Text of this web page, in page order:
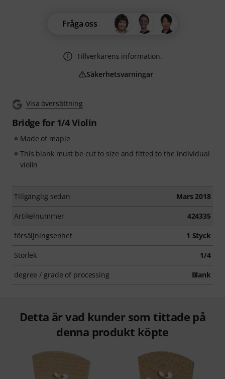
Visa översättning
Bridge for 1/4 Violin
Made of maple
This blank must be cut to size and fitted to the individual
violin
Tillgänglig sedan Mars 2018
Artikelnummer 424335
försäljningsenhet 1 Styck
Storlek 1/4
degree / grade of processing Blank
Fråga oss
Tillverkarens information.
Säkerhetsvarningar
Detta är vad kunder som tittade på
denna produkt köpte